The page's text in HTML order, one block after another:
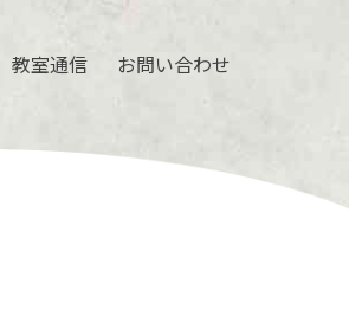
教室通信 お問い合わせ